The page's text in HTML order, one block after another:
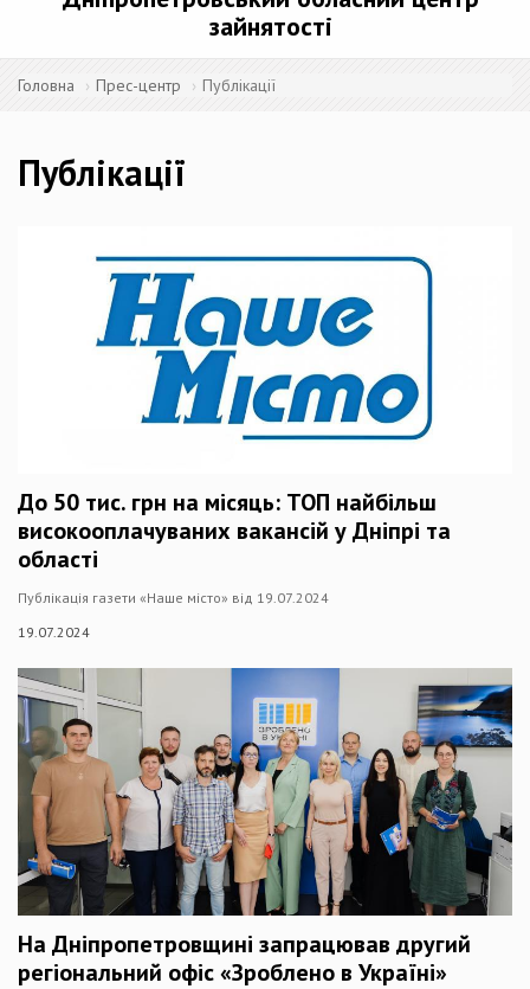
зайнятості
Головна Прес-центр Публікації
Публікації
До 50 тис. грн на місяць: ТОП найбільш
високооплачуваних вакансій у Дніпрі та
області
Публікація газети «Наше місто» від 19.07.2024
19.07.2024
На Дніпропетровщині запрацював другий
регіональний офіс «Зроблено в Україні»